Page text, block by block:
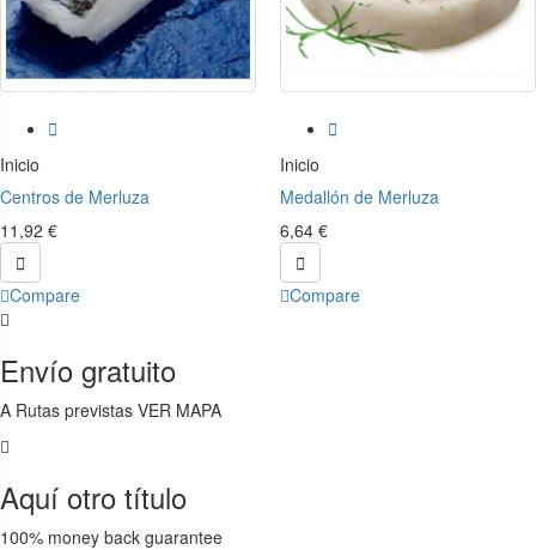

Inicio
Centros de Merluza
11,92 €

Compare

Inicio
Medallón de Merluza
6,64 €

Compare
Envío gratuito
A Rutas previstas VER MAPA
Aquí otro título
100% money back guarantee